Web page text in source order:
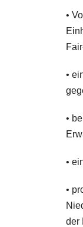
•
•
•
•
•
der